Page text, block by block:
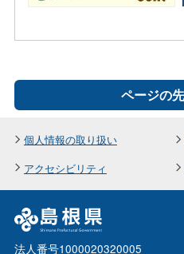
ページの
個人情報の取り扱い
アクセシビリティ
法人番号1000020320005